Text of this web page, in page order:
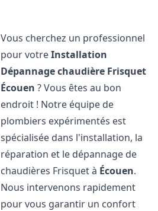
Vous cherchez un professionnel
pour votreInstallation
Dépannage chaudière Frisquet
Écouen ? Vous êtes au bon
endroit ! Notre équipe de
plombiers expérimentés est
spécialisée dans l'installation, la
réparation et le dépannage de
chaudières Frisquet à Écouen.
Nous intervenons rapidement
pour vous garantir un confort